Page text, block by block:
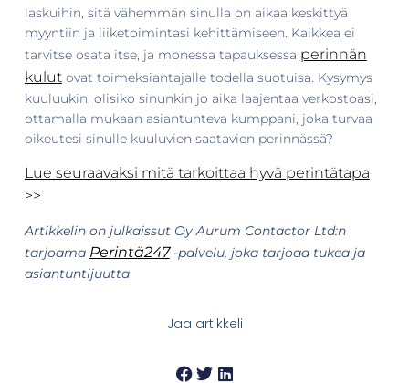
laskuihin, sitä vähemmän sinulla on aikaa keskittyä
myyntiin ja liiketoimintasi kehittämiseen. Kaikkea ei
tarvitse osata itse, ja monessa tapauksessa perinnän
kulutovat toimeksiantajalle todella suotuisa. Kysymys
kuuluukin, olisiko sinunkin jo aika laajentaa verkostoasi,
ottamalla mukaan asiantunteva kumppani, joka turvaa
oikeutesi sinulle kuuluvien saatavien perinnässä?
Lue seuraavaksi mitä tarkoittaa hyvä perintätapa
>>
Artikkelin on julkaissut Oy Aurum Contactor Ltd:n
tarjoama Perintä247-palvelu, joka tarjoaa tukea ja
asiantuntijuutta
Jaa artikkeli